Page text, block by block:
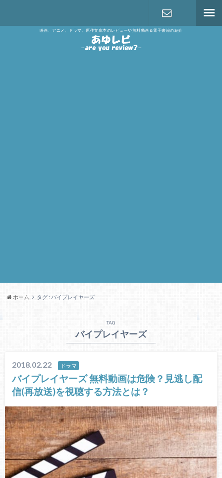
映画、アニメ、ドラマ、原作文庫本のレビューや無料動画＆電子書籍の紹介
ホーム タグ : バイプレイヤーズ
TAG
バイプレイヤーズ
2018.02.22 ドラマ
バイプレイヤーズ 無料動画は危険？見逃し配
信(再放送)を視聴する方法とは？